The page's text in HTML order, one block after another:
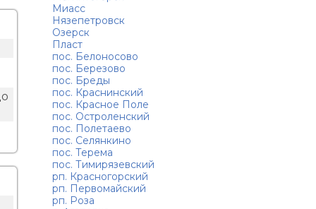
Миасс
Нязепетровск
Озерск
Пласт
пос. Белоносово
пос. Березово
пос. Бреды
пос. Краснинский
пос. Красное Поле
пос. Остроленский
пос. Полетаево
пос. Селянкино
пос. Терема
пос. Тимирязевский
рп. Красногорский
рп. Первомайский
рп. Роза